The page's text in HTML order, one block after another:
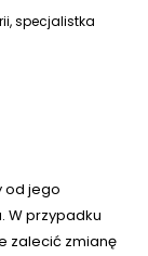
specjalistka
od jego
W przypadku
zalecić zmianę